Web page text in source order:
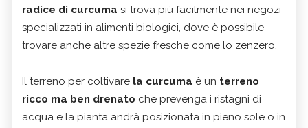
radice di curcuma si trova più facilmente nei negozi
specializzati in alimenti biologici, dove è possibile
trovare anche altre spezie fresche come lo zenzero.
Il terreno per coltivare la curcuma è un terreno
ricco ma ben drenato che prevenga i ristagni di
acqua e la pianta andrà posizionata in pieno sole o in